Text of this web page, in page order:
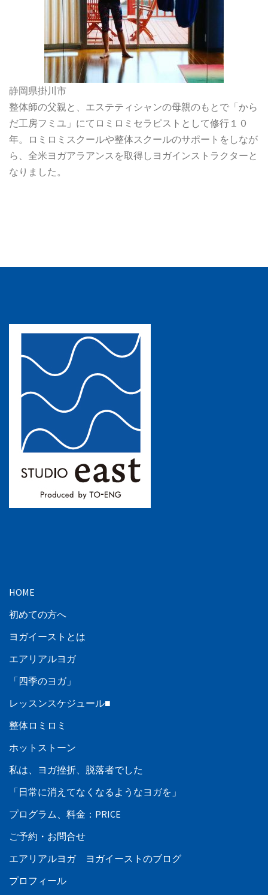
静岡県掛川市
整体師の父親と、エステティシャンの母親のもとで「から
だ工房フミユ」にてロミロミセラピストとして修行１０
年。ロミロミスクールや整体スクールのサポートをしなが
ら、全米ヨガアラアンスを取得しヨガインストラクターと
なりました。
HOME
初めての方へ
ヨガイーストとは
エアリアルヨガ
「四季のヨガ」
レッスンスケジュール■
整体ロミロミ
ホットストーン
私は、ヨガ挫折、脱落者でした
「日常に消えてなくなるようなヨガを」
プログラム、料金：PRICE
ご予約・お問合せ
エアリアルヨガ ヨガイーストのブログ
プロフィール